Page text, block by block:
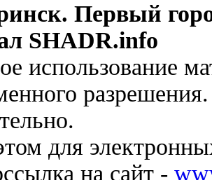
Первый
SHADR.info
использование
для
на сайт -